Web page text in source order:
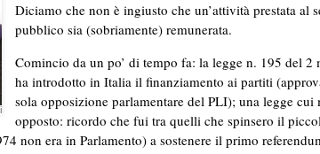
Diciamo che non è ingiusto che un’attività prestata al
pubblico sia (sobriamente) remunerata.
Comincio da un po’ di tempo fa: la legge n. 195 del 2
ha introdotto in Italia il finanziamento ai partiti
sola opposizione parlamentare del PLI); una legge cui
opposto: ricordo che fui tra quelli che spinsero il
non era in Parlamento) a sostenere il primo